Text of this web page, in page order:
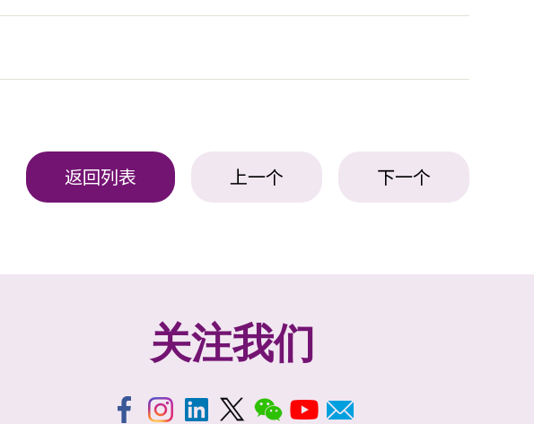
返回列表 上一个 下一个
关注我们